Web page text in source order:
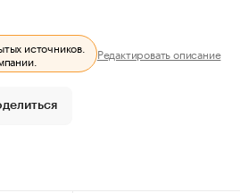
источников. Редактировать описание